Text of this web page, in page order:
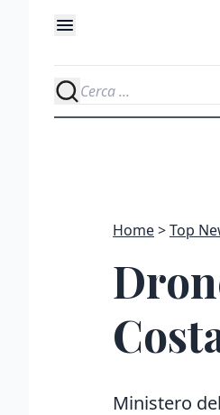
Home Top
Ministero